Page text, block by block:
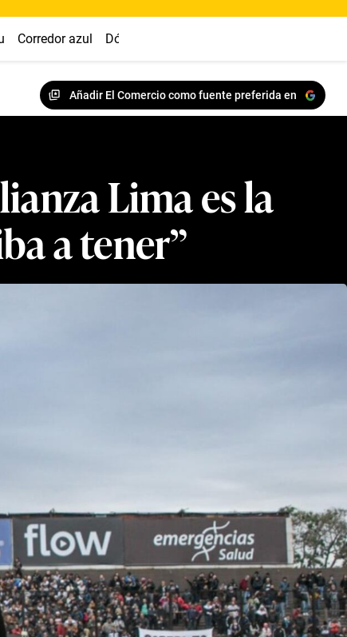
Corredor azul Dólar
Añadir El Comercio como fuente preferida en
Lima es la
a tener”